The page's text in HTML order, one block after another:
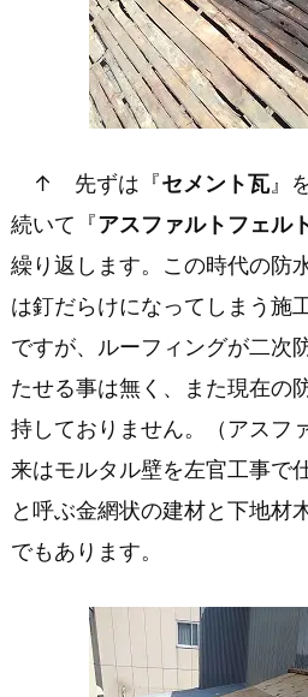
工
事
1.
3.
ル
ー
フ
ィ
ン
グ
（防
水
張
り
↑ 先ずは『セメント瓦』
続いて『アスファルトフェル
繰り返します。この時代の防
は釘だらけになってしまう施
ですが、ルーフィングが二次
たせる事は無く、また現在の
持しておりません。（アスフ
来はモルタル壁を左官工事で
と呼ぶ金網状の建材と下地材
でもあります。